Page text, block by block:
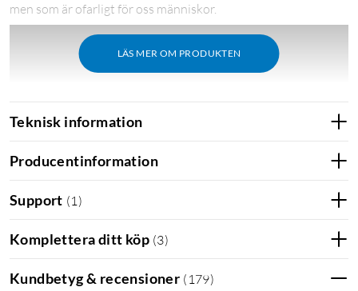
LÄS MER OM PRODUKTEN
men som är ofarligt för oss människor.
iPhone 12 skal iPhone 12 Pro skal
iPhone 12 Pro skydd Antibakteriellt
Teknisk information
Producentinformation
Support (1 )
Komplettera ditt köp (3)
Kundbetyg & recensioner ( 179)